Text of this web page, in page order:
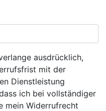
ausdrücklich,
mit der
Dienstleistung
ich bei vollständiger
mein Widerrufrecht